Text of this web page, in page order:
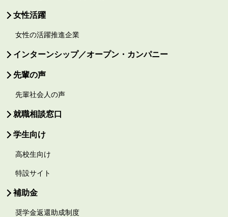
女性活躍
女性の活躍推進企業
インターンシップ／オープン・カンパニー
先輩の声
先輩社会人の声
就職相談窓口
学生向け
高校生向け
特設サイト
補助金
奨学金返還助成制度